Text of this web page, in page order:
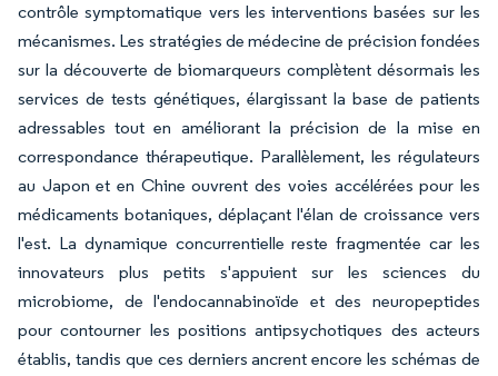
contrôle symptomatique vers les interventions basées sur les
mécanismes. Les stratégies de médecine de précision fondées
sur la découverte de biomarqueurs complètent désormais les
services de tests génétiques, élargissant la base de patients
adressables tout en améliorant la précision de la mise en
correspondance thérapeutique. Parallèlement, les régulateurs
au Japon et en Chine ouvrent des voies accélérées pour les
médicaments botaniques, déplaçant l'élan de croissance vers
l'est. La dynamique concurrentielle reste fragmentée car les
innovateurs plus petits s'appuient sur les sciences du
microbiome, de l'endocannabinoïde et des neuropeptides
pour contourner les positions antipsychotiques des acteurs
établis, tandis que ces derniers ancrent encore les schémas de